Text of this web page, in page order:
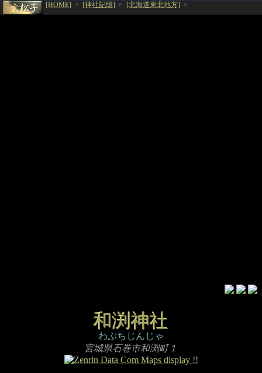
[HOME] > [神社記憶] > [北海道東北地方] >
和渕神社
わぶちじんじゃ
宮城県石巻市和渕町１